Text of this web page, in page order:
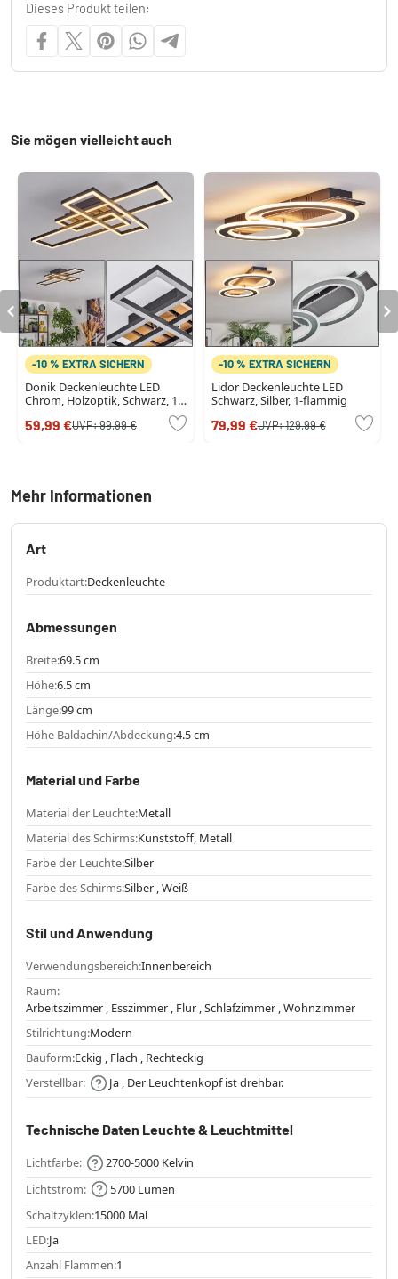
Dieses Produkt teilen:
Sie mögen vielleicht auch
-10 % EXTRA SICHERN
Donik Deckenleuchte LED
Chrom, Holzoptik, Schwarz, 1-
59,99 €UVP:99,99 €
-10 % EXTRA SICHERN
Lidor Deckenleuchte LED
Schwarz, Silber, 1-flammig
79,99 €UVP:129,99 €
Mehr Informationen
Art
Produktart:Deckenleuchte
Abmessungen
Breite:69.5 cm
Höhe:6.5 cm
Länge:99 cm
Höhe Baldachin/Abdeckung:4.5 cm
Material und Farbe
Material der Leuchte:Metall
Material des Schirms:Kunststoff, Metall
Farbe der Leuchte:Silber
Farbe des Schirms:Silber , Weiß
Stil und Anwendung
Verwendungsbereich:Innenbereich
Raum:
Arbeitszimmer , Esszimmer , Flur , Schlafzimmer , Wohnzimmer
Stilrichtung:Modern
Bauform:Eckig , Flach , Rechteckig
Verstellbar:
Ja , Der Leuchtenkopf ist drehbar.
Technische Daten Leuchte & Leuchtmittel
Lichtfarbe:
2700-5000 Kelvin
Lichtstrom:
5700 Lumen
Schaltzyklen:15000 Mal
LED:Ja
Anzahl Flammen:1